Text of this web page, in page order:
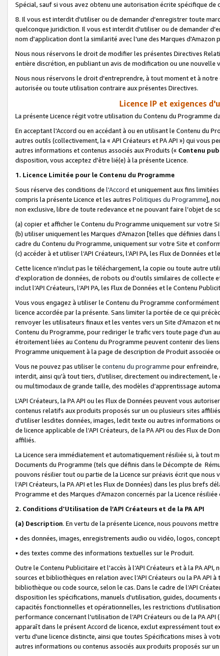
Spécial, sauf si vous avez obtenu une autorisation écrite spécifique de
8. Il vous est interdit d'utiliser ou de demander d'enregistrer toute
quelconque juridiction. Il vous est interdit d'utiliser ou de demander
nom d'application dont la similarité avec l'une des Marques
Nous nous réservons le droit de modifier les présentes Directives
entière discrétion, en publiant un avis de modification ou une nouvelle
Nous nous réservons le droit d'entreprendre, à tout moment et à
autorisée ou toute utilisation contraire aux présentes Directives.
Licence IP et exigences
La présente Licence régit votre utilisation du Contenu du Programme
En acceptant l'Accord ou en accédant à ou en utilisant le Contenu du
autres outils (collectivement, la « API Créateurs et PA API ») qui vous
autres informations et contenus associés aux Produits (« Contenu
disposition, vous acceptez d'être lié(e) à la présente Licence.
1. Licence Limitée pour le Contenu du Programme
Sous réserve des conditions de l'Accord et uniquement aux fins
compris la présente Licence et les autres Politiques du Programme],
non exclusive, libre de toute redevance et ne pouvant faire l'objet de
(a) copier et afficher le Contenu du Programme uniquement sur votre
(b) utiliser uniquement les Marques d'Amazon [telles que définies dans
cadre du Contenu du Programme, uniquement sur votre Site et
(c) accéder à et utiliser l’API Créateurs, l’API PA, les Flux de Données
Cette licence n'inclut pas le téléchargement, la copie ou toute autre
d’exploration de données, de robots ou d’outils similaires de
inclut l’API Créateurs, l’API PA, les Flux de Données et le Contenu
Vous vous engagez à utiliser le Contenu du Programme
licence accordée par la présente. Sans limiter la portée de ce qui
renvoyer les utilisateurs finaux et les ventes vers un Site d'Amazon et
Contenu du Programme, pour rediriger le trafic vers toute page d'un
étroitement liées au Contenu du Programme peuvent contenir des
Programme uniquement à la page de description de Produit associée
Vous ne pouvez pas utiliser le contenu du programme pour
interdit, ainsi qu’à tout tiers, d’utiliser, directement ou indirectement,
ou multimodaux de grande taille, des modèles d’apprentissage
L’API Créateurs, la PA API ou les Flux de Données peuvent vous
contenus relatifs aux produits proposés sur un ou plusieurs sites
d'utiliser lesdites données, images, ledit texte ou autres informations
de licence applicable de l’API Créateurs, de la PA API ou des Flux de
affiliés.
La Licence sera immédiatement et automatiquement résiliée si, à
Documents du Programme (tels que définis dans le Décompte de
pouvons résilier tout ou partie de la Licence sur préavis écrit que
l’API Créateurs, la PA API et les Flux de Données) dans les plus
Programme et des Marques d'Amazon concernés par la Licence
2. Conditions d'Utilisation de l’API Créateurs et de la PA API
(a) Description. En vertu de la présente Licence, nous pouvons
• des données, images, enregistrements audio ou vidéo, logos,
• des textes comme des informations textuelles sur le Produit.
Outre le Contenu Publicitaire et l'accès à l’API Créateurs et à la PA
sources et bibliothèques en relation avec l’API Créateurs ou la PA
bibliothèque ou code source, selon le cas. Dans le cadre de l’API
disposition les spécifications, manuels d'utilisation, guides,
capacités fonctionnelles et opérationnelles, les restrictions
performance concernant l'utilisation de l’API Créateurs ou de la PA
apparaît dans le présent Accord de licence, exclut expressément tout
vertu d'une licence distincte, ainsi que toutes Spécifications mises à
autres informations ou contenus associés aux produits proposés sur